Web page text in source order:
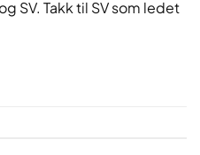
SV. Takk til SV som ledet